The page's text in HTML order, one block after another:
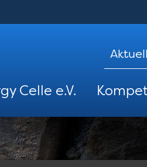
Celle e.V.